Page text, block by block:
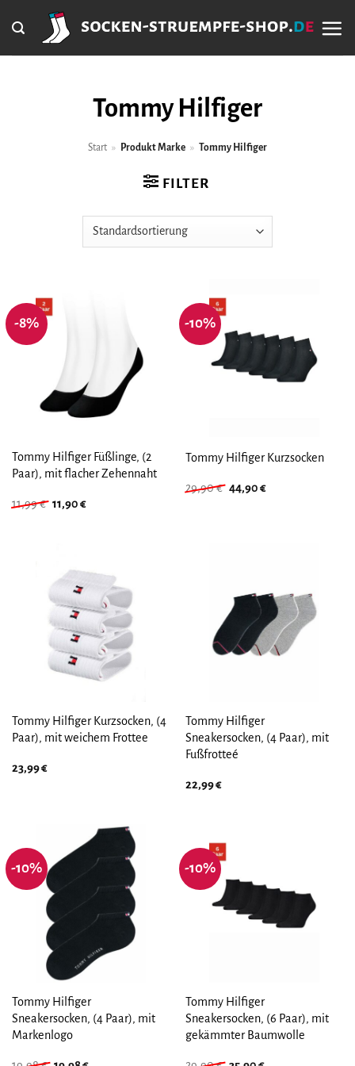
Inhalt
springen
Tommy Hilfiger
Start » Produkt Marke » Tommy Hilfiger
FILTER
-8%
Tommy Hilfiger Füßlinge, (2
Paar), mit flacher Zehennaht
11,99€ Ursprünglicher
11,90€Aktueller
-10%
Tommy Hilfiger Kurzsocken
29,90€ Ursprünglicher
44,90€Aktueller
Tommy Hilfiger Kurzsocken, (4
Paar), mit weichem Frottee
23,99€
Tommy Hilfiger
Sneakersocken, (4 Paar), mit
Fußfrotteé
22,99€
-10%
Tommy Hilfiger
Sneakersocken, (4 Paar), mit
Markenlogo
-10%
Tommy Hilfiger
Sneakersocken, (6 Paar), mit
gekämmter Baumwolle